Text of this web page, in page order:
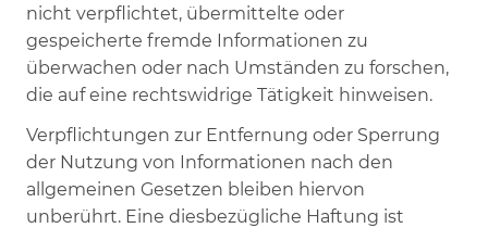
nicht verpflichtet, übermittelte oder
gespeicherte fremde Informationen zu
überwachen oder nach Umständen zu forschen,
die auf eine rechtswidrige Tätigkeit hinweisen.
Verpflichtungen zur Entfernung oder Sperrung
der Nutzung von Informationen nach den
allgemeinen Gesetzen bleiben hiervon
unberührt. Eine diesbezügliche Haftung ist